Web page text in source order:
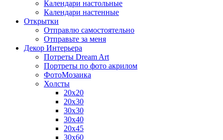
Календари настольные
Календари настенные
Открытки
Отправлю самостоятельно
Отправьте за меня
Декор Интерьера
Потреты Dream Art
Портреты по фото акрилом
ФотоМозаика
Холсты
20х20
20х30
30х30
30х40
20х45
30х60